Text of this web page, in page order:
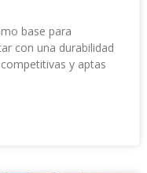
base para
con una durabilidad
y aptas